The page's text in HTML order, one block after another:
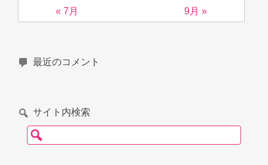
« 7月 9月 »
最近のコメント
サイト内検索
検索: